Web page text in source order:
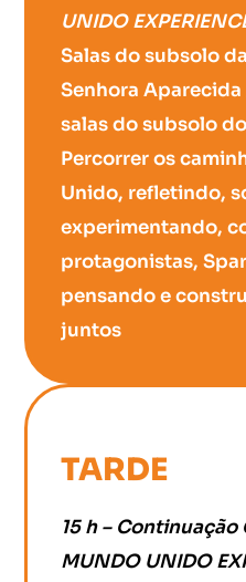
UNIDO
Salas do subsolo
Senhora
salas do subsolo
Percorrer os
Unido, refletindo,
experimentando,
protagonistas,
pensando e
juntos
TARDE
15 h – Continuação
MUNDO UNIDO